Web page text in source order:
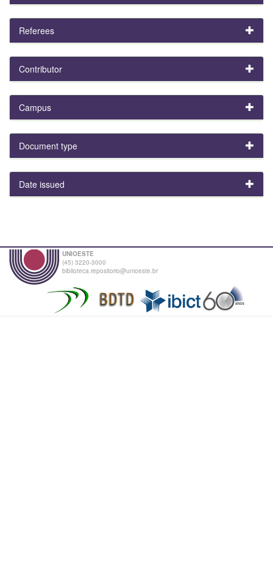
Referees
Contributor
Campus
Document type
Date issued
UNIOESTE
(45) 3220-3000
biblioteca.repositorio@unioeste.br